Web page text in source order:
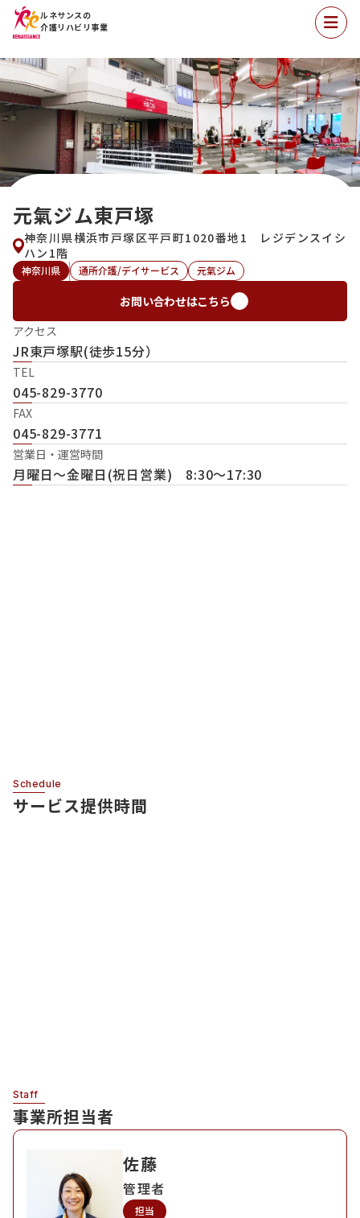
ルネサンスの
介護リハビリ事業
神奈川県 通所介護/デイサービス 元氣ジム
元氣ジム東戸塚
神奈川県横浜市戸塚区平戸町1020番地1 レジデンスイシ
ハン1階
お問い合わせはこちら
アクセス
JR東戸塚駅(徒歩15分）
TEL
045-829-3770
FAX
045-829-3771
営業日・運営時間
月曜日〜金曜日(祝日営業) 8:30〜17:30
Schedule
サービス提供時間
Staff
事業所担当者
佐藤
管理者
担当